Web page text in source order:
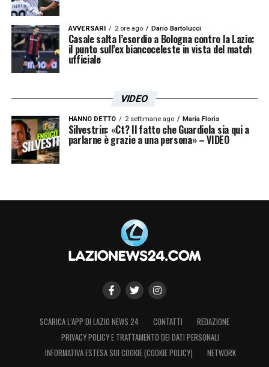
spegnere definitivamente ogni voce di
mercato e rafforzare il legame tra Zaccagni
e i colori biancocelesti.
AVVERSARI 2 ore ago Dario Bartolucci
Casale salta l’esordio a Bologna contro la Lazio:
il punto sull’ex biancoceleste in vista del match
ufficiale
VIDEO
HANNO DETTO 2 settimane ago Maria Floris
Silvestrin: «Ct? Il fatto che Guardiola sia qui a
parlarne è grazie a una persona» – VIDEO
SCARICA L’APP DI LAZIO NEWS 24 CONTATTI
REDAZIONE
PRIVACY POLICY E TRATTAMENTO DEI DATI PERSONALI
INFORMATIVA ESTESA SUI COOKIE (COOKIE POLICY)
NETWORK